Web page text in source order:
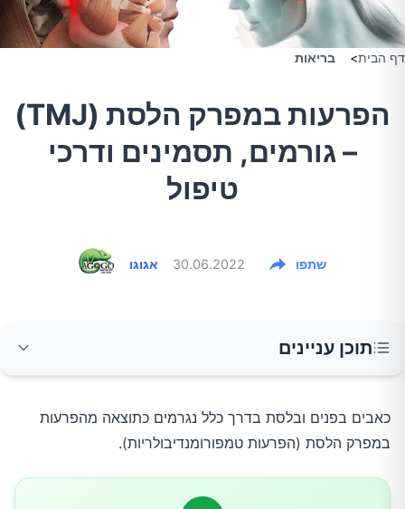
דף הבית> בריאות
הפרעות במפרק הלסת (TMJ)
– גורמים, תסמינים ודרכי
טיפול
אגוגו 30.06.2022 שתפו
תוכן עניינים
מה גורם להפרעה במפרק הטמפורומנדיבולרי?
כאבים בפנים ובלסת בדרך כלל נגרמים כתוצאה מהפרעות
במפרק הלסת (הפרעות טמפורומנדיבולריות).